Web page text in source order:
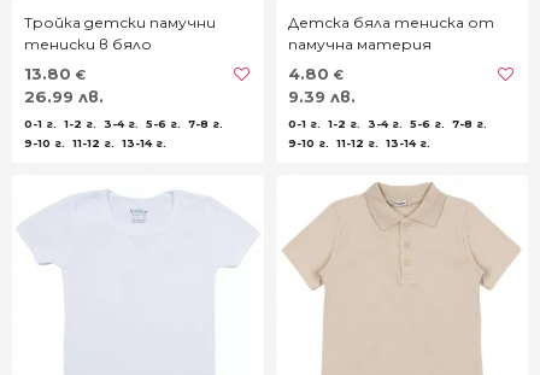
Тройка детски памучни
тениски в бяло
13.80 €
26.99 лв.
0-1 г. 1-2 г. 3-4 г. 5-6 г.
7-8 г.
9-10 г.
11-12 г. 13-14 г.
Детска бяла тениска от
памучна материя
4.80 €
9.39 лв.
0-1 г. 1-2 г. 3-4 г. 5-6 г.
7-8 г.
9-10 г.
11-12 г. 13-14 г.